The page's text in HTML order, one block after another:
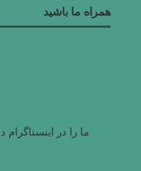
همراه ما باشید
ما را در اینستاگرام